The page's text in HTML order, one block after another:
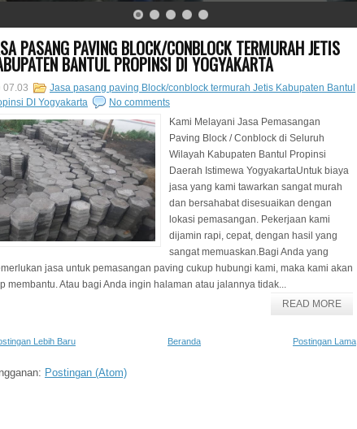
PASANG PAVING BLOCK/CONBLOCK TERMURAH JETIS
BANTUL PROPINSI DI YOGYAKARTA
07.03
Jasa pasang paving Block/conblock termurah Jetis Kabupaten Bantul
DI Yogyakarta
No comments
Kami Melayani Jasa Pemasangan
Paving Block / Conblock di Seluruh
Wilayah Kabupaten Bantul Propinsi
Daerah Istimewa YogyakartaUntuk biaya
jasa yang kami tawarkan sangat murah
dan bersahabat disesuaikan dengan
lokasi pemasangan. Pekerjaan kami
dijamin rapi, cepat, dengan hasil yang
sangat memuaskan.Bagi Anda yang
jasa untuk pemasangan paving cukup hubungi kami, maka kami akan
membantu. Atau bagi Anda ingin halaman atau jalannya tidak...
READ MORE
Lebih Baru Postingan Lama
Beranda
Postingan (Atom)